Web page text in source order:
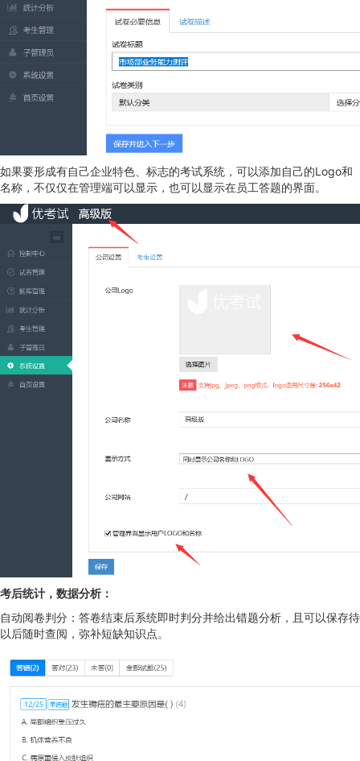
如果要形成有自己企业特色、标志的考试系统，可以添加自己的Logo和
名称，不仅仅在管理端可以显示，也可以显示在员工答题的界面。
考后统计，数据分析：
自动阅卷判分：答卷结束后系统即时判分并给出错题分析，且可以保存待
以后随时查阅，弥补短缺知识点。